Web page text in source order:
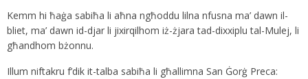
Kemm hi ħaġa sabiħa li aħna ngħoddu lilna nfusna ma’ dawn il-
bliet, ma’ dawn id-djar li jixirqilhom iż-żjara tad-dixxiplu tal-Mulej, li
għandhom bżonnu.
Illum niftakru f’dik it-talba sabiħa li għallimna San Ġorġ Preca: